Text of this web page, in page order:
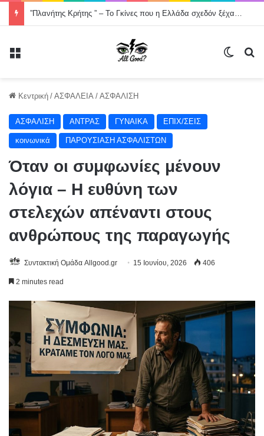
”Πλανήτης Κρήτης ” – Το Γκίνες που η Ελλάδα σχεδόν ξέχασε -Χορός στον οδικό άξονα της Κρήτης, Χανιά- Άγιος Νικόλαος μήκους 200000 μέτρων .
Κεντρική / ΑΣΦΑΛΕΙΑ / ΑΣΦΑΛΙΣΗ
ΑΣΦΑΛΙΣΗ ΑΝΤΡΑΣ ΓΥΝΑΙΚΑ ΕΠΙΧ/ΣΕΙΣ
κοινωνικά ΠΑΡΟΥΣΙΑΣΗ ΑΣΦΑΛΙΣΤΩΝ
Όταν οι συμφωνίες μένουν
λόγια – Η ευθύνη των
στελεχών απέναντι στους
ανθρώπους της παραγωγής
Συντακτική Ομάδα Allgood.gr 15 Ιουνίου, 2026 406
2 minutes read